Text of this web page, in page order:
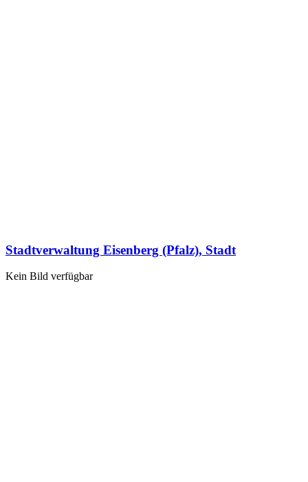
Stadtverwaltung Eisenberg (Pfalz), Stadt
Kein Bild verfügbar